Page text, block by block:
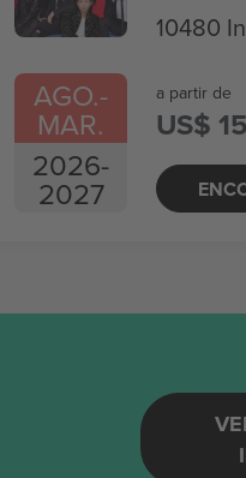
AGO.-
MAR.
2026-
2027
10480
a partir de
US$